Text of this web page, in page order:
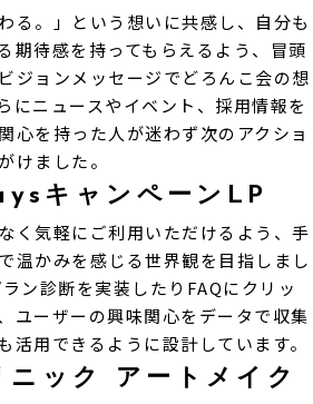
る。」という想いに共感し、自分も
期待感を持ってもらえるよう、冒頭
ジョンメッセージでどろんこ会の想
にニュースやイベント、採用情報を
心を持った人が迷わず次のアクショ
けました。
キャンペーンLP
く気軽にご利用いただけるよう、手
温かみを感じる世界観を目指しまし
ン診断を実装したりFAQにクリッ
ユーザーの興味関心をデータで収集
活用できるように設計しています。
ニック アートメイク